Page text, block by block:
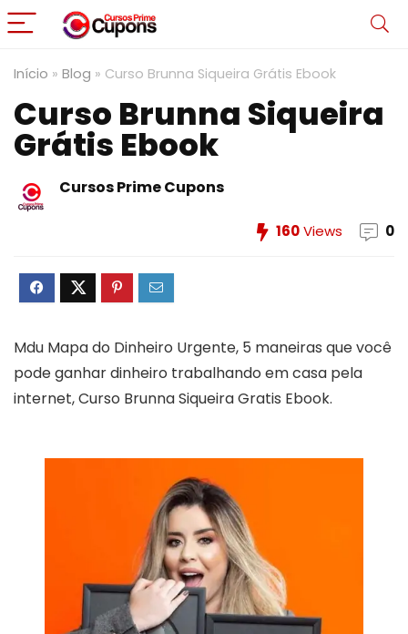
Início » Blog » Curso Brunna Siqueira Grátis Ebook
Curso Brunna Siqueira
Grátis Ebook
Cursos Prime Cupons
160Views 0
Mdu Mapa do Dinheiro Urgente, 5 maneiras que você
pode ganhar dinheiro trabalhando em casa pela
internet, Curso Brunna Siqueira Gratis Ebook.